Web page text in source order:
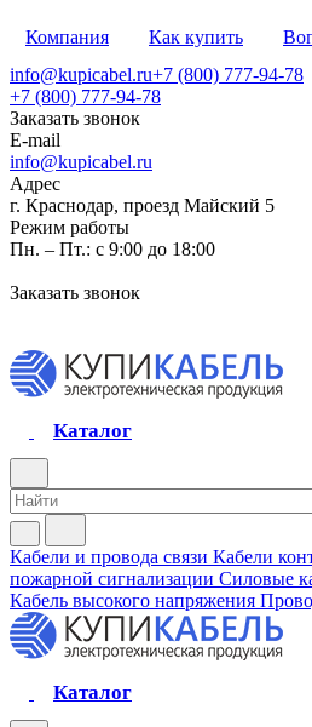
Компания Как купить
info@kupicabel.ru+7 (800) 777-94-78
+7 (800) 777-94-78
Заказать звонок
E-mail
info@kupicabel.ru
Адрес
г. Краснодар, проезд Майский 5
Режим работы
Пн. – Пт.: с 9:00 до 18:00
Заказать звонок
Каталог
Кабели и провода связи Кабели
пожарной сигнализации Силовые
Кабель высокого напряжения
Каталог